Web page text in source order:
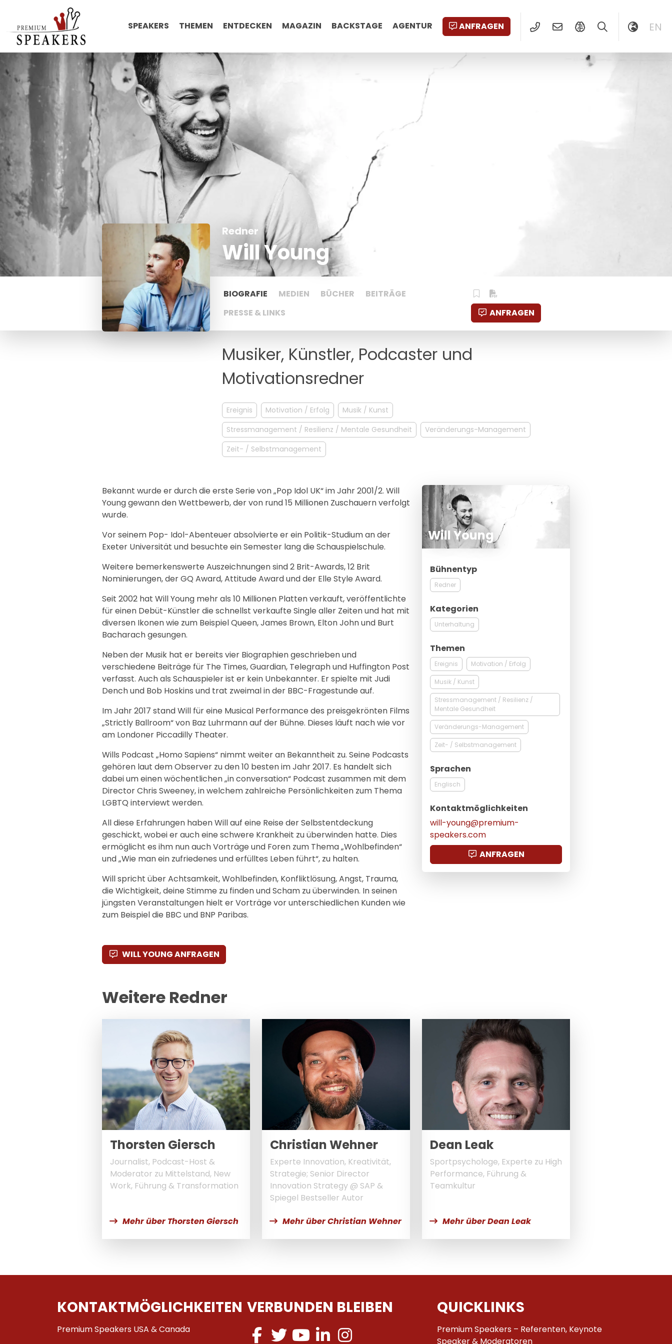
SPEAKERS THEMEN ENTDECKEN MAGAZIN BACKSTAGE AGENTUR ANFRAGEN EN
Redner
Will Young
BIOGRAFIE MEDIEN BÜCHER
BEITRÄGE
PRESSE & LINKS
ANFRAGEN
Musiker, Künstler, Podcaster und
Motivationsredner
Ereignis Motivation / Erfolg
Musik / Kunst
Stressmanagement / Resilienz / Mentale Gesundheit
Veränderungs-Management
Zeit- / Selbstmanagement
Bekannt wurde er durch die erste Serie von „Pop Idol UK“ im Jahr 2001/2. Will
Young gewann den Wettbewerb, der von rund 15 Millionen Zuschauern verfolgt
wurde.
Vor seinem Pop- Idol-Abenteuer absolvierte er ein Politik-Studium an der
Exeter Universität und besuchte ein Semester lang die Schauspielschule.
Weitere bemerkenswerte Auszeichnungen sind 2 Brit-Awards, 12 Brit
Nominierungen, der GQ Award, Attitude Award und der Elle Style Award.
Seit 2002 hat Will Young mehr als 10 Millionen Platten verkauft, veröffentlichte
für einen Debüt-Künstler die schnellst verkaufte Single aller Zeiten und hat mit
diversen Ikonen wie zum Beispiel Queen, James Brown, Elton John und Burt
Bacharach gesungen.
Neben der Musik hat er bereits vier Biographien geschrieben und
verschiedene Beiträge für The Times, Guardian, Telegraph und Huffington Post
verfasst. Auch als Schauspieler ist er kein Unbekannter. Er spielte mit Judi
Dench und Bob Hoskins und trat zweimal in der BBC-Fragestunde auf.
Im Jahr 2017 stand Will für eine Musical Performance des preisgekrönten Films
„Strictly Ballroom“ von Baz Luhrmann auf der Bühne. Dieses läuft nach wie vor
am Londoner Piccadilly Theater.
Wills Podcast „Homo Sapiens“ nimmt weiter an Bekanntheit zu. Seine Podcasts
gehören laut dem Observer zu den 10 besten im Jahr 2017. Es handelt sich
dabei um einen wöchentlichen „in conversation“ Podcast zusammen mit dem
Director Chris Sweeney, in welchem zahlreiche Persönlichkeiten zum Thema
LGBTQ interviewt werden.
All diese Erfahrungen haben Will auf eine Reise der Selbstentdeckung
geschickt, wobei er auch eine schwere Krankheit zu überwinden hatte. Dies
ermöglicht es ihm nun auch Vorträge und Foren zum Thema „Wohlbefinden“
und „Wie man ein zufriedenes und erfülltes Leben führt“, zu halten.
Will spricht über Achtsamkeit, Wohlbefinden, Konfliktlösung, Angst, Trauma,
die Wichtigkeit, deine Stimme zu finden und Scham zu überwinden. In seinen
jüngsten Veranstaltungen hielt er Vorträge vor unterschiedlichen Kunden wie
zum Beispiel die BBC und BNP Paribas.
WILL YOUNG ANFRAGEN
Will Young
Bühnentyp
Redner
Kategorien
Unterhaltung
Themen
Ereignis Motivation / Erfolg
Musik / Kunst
Stressmanagement / Resilienz /
Mentale Gesundheit
Veränderungs-Management
Zeit- / Selbstmanagement
Sprachen
Englisch
Kontaktmöglichkeiten
will-young@premium-
speakers.com
ANFRAGEN
Weitere Redner
Thorsten Giersch
Journalist, Podcast-Host &
Moderator zu Mittelstand, New
Work, Führung & Transformation
Mehr über Thorsten Giersch
Christian Wehner
Experte Innovation, Kreativität,
Strategie; Senior Director
Innovation Strategy @ SAP &
Spiegel Bestseller Autor
Mehr über Christian Wehner
Dean Leak
Sportpsychologe, Experte zu High
Performance, Führung &
Teamkultur
Mehr über Dean Leak
KONTAKTMÖGLICHKEITEN
Premium Speakers USA & Canada
VERBUNDEN BLEIBEN QUICKLINKS
Premium Speakers – Referenten, Keynote
Speaker & Moderatoren